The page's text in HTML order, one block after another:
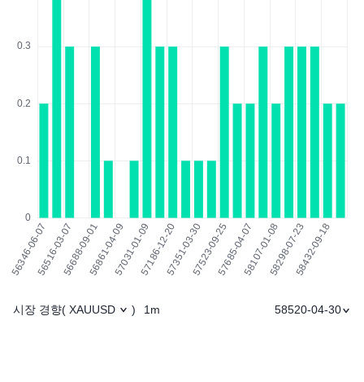
시장 경향( XAUUSD ) 1m 58520-04-30